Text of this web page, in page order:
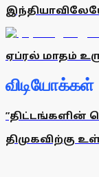
ஏப்ரல் மாதம்
விடியோக்கள்
”திட்டங்களின்
திமுகவிற்கு